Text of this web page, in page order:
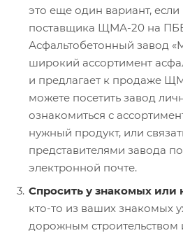
это еще один вариант,
поставщика ЩМА-20 на
Асфальтобетонный завод
широкий ассортимент
и предлагает к продаже
можете посетить завод
ознакомиться с
нужный продукт, или
представителями завода
электронной почте.
Спросить у знакомых или
кто-то из ваших знакомых
дорожным